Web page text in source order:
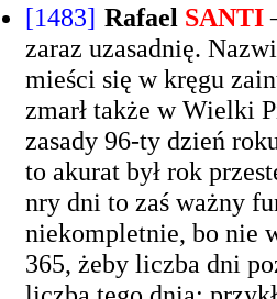
[1483] Rafael SANTI
zaraz uzasadnię.
mieści się w kręgu
zmarł także w Wielki
zasady 96-ty dzień
to akurat był rok
nry dni to zaś ważny
niekompletnie, bo nie
365, żeby liczba dni